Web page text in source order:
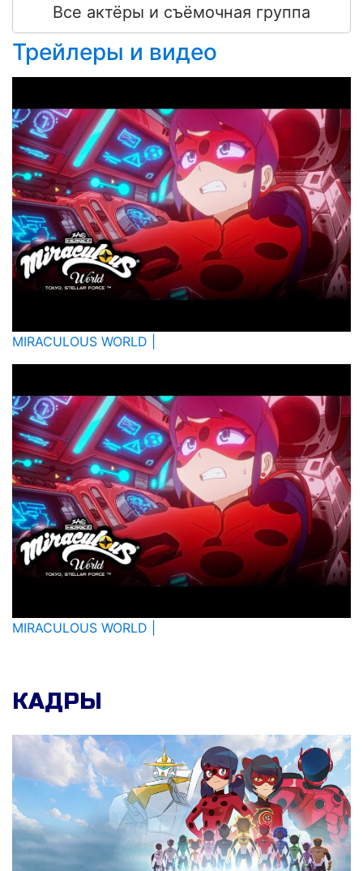
Все актёры и съёмочная группа
Трейлеры и видео
MIRACULOUS WORLD |
MIRACULOUS WORLD |
КАДРЫ